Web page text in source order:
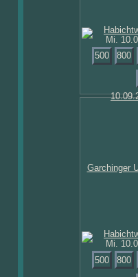
Mi.
500
800
Mi.
500
800